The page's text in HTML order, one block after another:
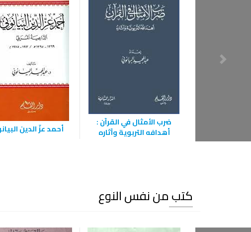
ضرب الأمثال في القرآن :
أهدافه التربوية وآثاره أحمد عزّ الدين
كتب من نفس النوع